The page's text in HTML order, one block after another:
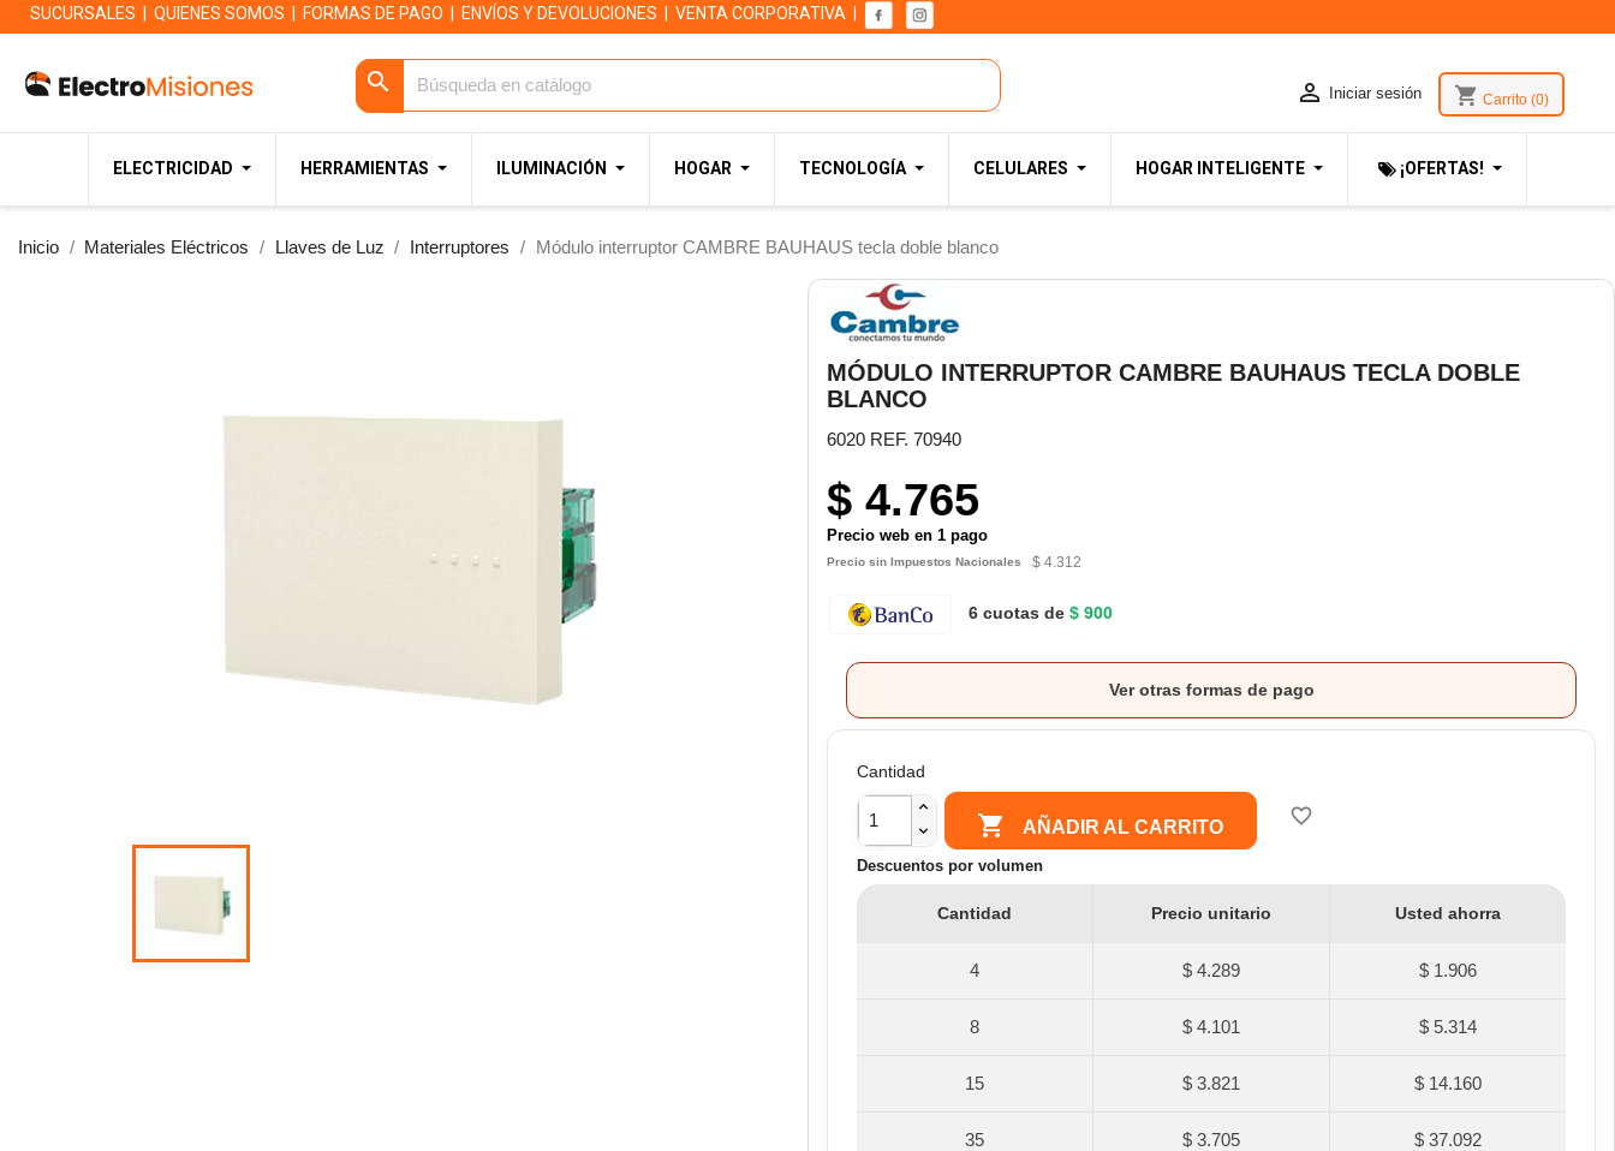
SUCURSALES QUIENES SOMOS FORMAS DE PAGO ENVÍOS Y DEVOLUCIONES VENTA CORPORATIVA
 Iniciar sesión shopping_cart Carrito (0)
search
ELECTRICIDAD HERRAMIENTAS ILUMINACIÓN HOGAR TECNOLOGÍA CELULARES HOGAR INTELIGENTE ¡OFERTAS!
Inicio Materiales Eléctricos Llaves de Luz Interruptores Módulo interruptor CAMBRE BAUHAUS tecla doble blanco
MÓDULO INTERRUPTOR CAMBRE BAUHAUS TECLA DOBLE
BLANCO
6020 REF. 70940
$ 4.765
Precio web en 1 pago
Precio sin Impuestos Nacionales $ 4.312
6 cuotas de $ 900
Ver otras formas de pago
Cantidad
 AÑADIR AL CARRITO favorite_border
Descuentos por volumen
Cantidad Precio unitario Usted ahorra
4 $ 4.289 $ 1.906
8 $ 4.101 $ 5.314
15 $ 3.821 $ 14.160
35 $ 3.705 $ 37.092